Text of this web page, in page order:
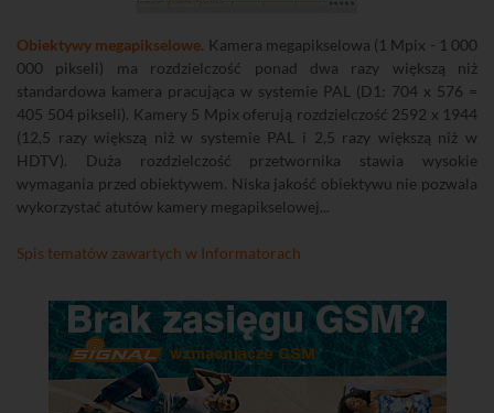
Obiektywy megapikselowe. Kamera megapikselowa (1 Mpix - 1 000
000 pikseli) ma rozdzielczość ponad dwa razy większą niż
standardowa kamera pracująca w systemie PAL (D1: 704 x 576 =
405 504 pikseli). Kamery 5 Mpix oferują rozdzielczość 2592 x 1944
(12,5 razy większą niż w systemie PAL i 2,5 razy większą niż w
HDTV). Duża rozdzielczość przetwornika stawia wysokie
wymagania przed obiektywem. Niska jakość obiektywu nie pozwala
wykorzystać atutów kamery megapikselowej...
Spis tematów zawartych w Informatorach